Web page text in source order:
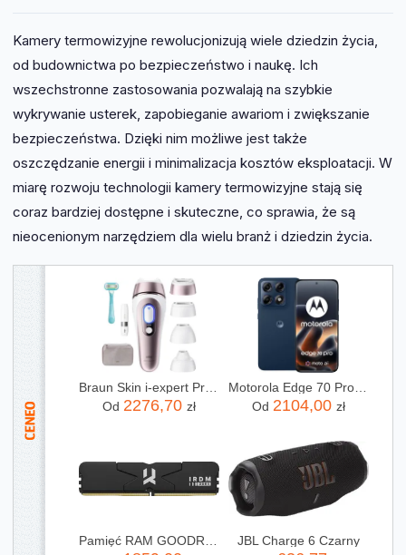
Kamery termowizyjne rewolucjonizują wiele dziedzin życia,
od budownictwa po bezpieczeństwo i naukę. Ich
wszechstronne zastosowania pozwalają na szybkie
wykrywanie usterek, zapobieganie awariom i zwiększanie
bezpieczeństwa. Dzięki nim możliwe jest także
oszczędzanie energii i minimalizacja kosztów eksploatacji. W
miarę rozwoju technologii kamery termowizyjne stają się
coraz bardziej dostępne i skuteczne, co sprawia, że są
nieocenionym narzędziem dla wielu branż i dziedzin życia.
Braun Skin i-expert Pro IPL PL7432
Od 2276,70 zł
Motorola Edge 70 Pro 8/256GB Granatowy
Od 2104,00 zł
Pamięć RAM GOODRAM IRDM 32GB 2x16GB 6000MHz DDR5 CL30 DIMM (IR6000D564L30S32GDC)
JBL Charge 6 Czarny